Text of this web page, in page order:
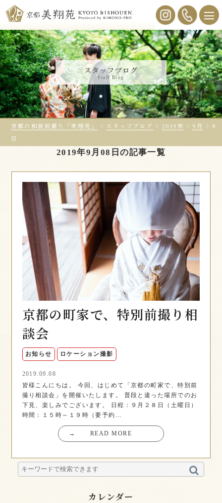
スタッフブログ
Staff Blog
京都の和装前撮り「美翔苑」 > スタッフブログ > 2019年 > 9月 > 8
日
2019年9月08日の記事一覧
京都の町家で、特別前撮り相
談会
お知らせ ロケーション撮影
2019.09.08
皆様こんにちは。 今回、はじめて「京都の町家で、特別前
撮り相談会」を開催いたします。 普段と違った場所でのお
下見、楽しみでございます。 日程：９月２８日（土曜日）
時間：１５時～１９時（要予約…
→ READ MORE
カレンダー